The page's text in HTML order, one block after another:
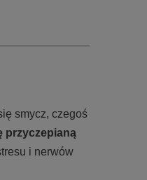
smycz, czegoś
przyczepianą
i nerwów